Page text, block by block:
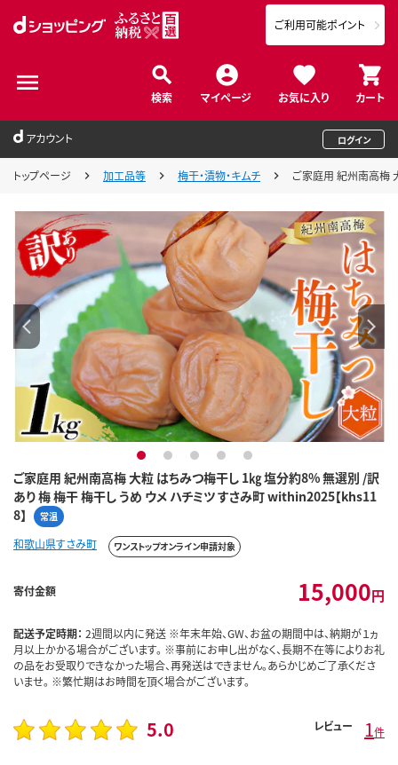
検索 マイページ お気に入り カート
ご利用可能ポイント
アカウント ログイン
トップページ 加工品等 梅干・漬物・キムチ ご家庭用 紀州南高梅
ご家庭用 紀州南高梅 大粒 はちみつ梅干し 1㎏ 塩分約8% 無選別 /訳
あり 梅 梅干 梅干し うめ ウメ ハチミツ すさみ町 within2025【khs11
8】
常温
1 2 3 4 5
和歌山県すさみ町 ワンストップオンライン申請対象
寄付金額 15,000円
配送予定時期： 2週間以内に発送 ※年末年始、GW、お盆の期間中は、納期が１ヵ
月以上かかる場合がございます。 ※事前にお申し出がなく、長期不在等によりお礼
の品をお受取りできなかった場合、再発送はできません。あらかじめご了承くださ
いませ。 ※繁忙期はお時間を頂く場合がございます。
5.0 レビュー 1件